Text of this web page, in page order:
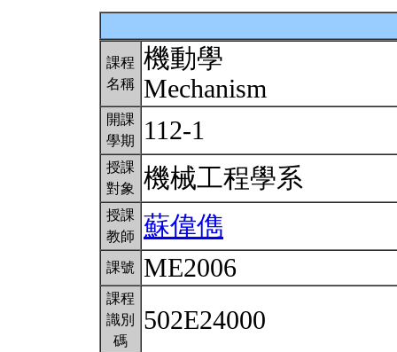
課程
名稱
機動學
Mechanism
開課
學期
112-1
授課
對象
機械工程學系
授課
教師
蘇偉儁
課號 ME2006
課程
識別
碼
502E24000